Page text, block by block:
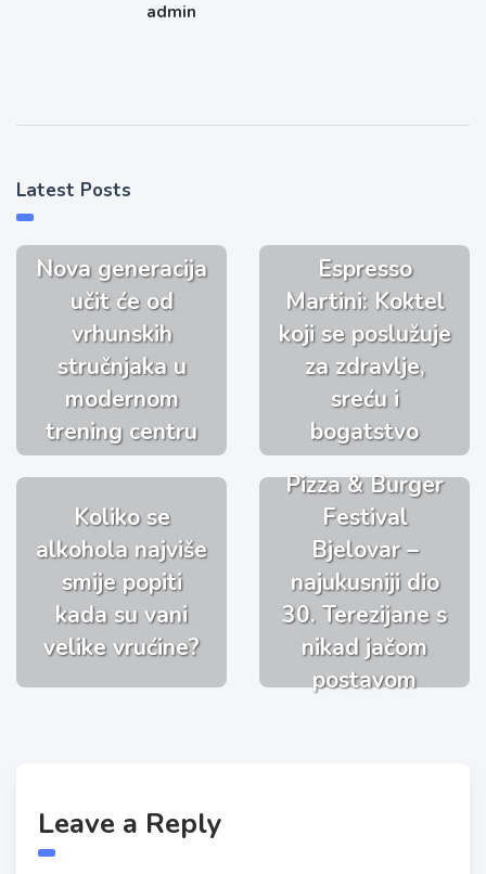
admin
Latest Posts
Nova generacija
učit će od
vrhunskih
stručnjaka u
modernom
trening centru
Espresso
Martini: Koktel
koji se poslužuje
za zdravlje,
sreću i
bogatstvo
Koliko se
alkohola najviše
smije popiti
kada su vani
velike vrućine?
Pizza & Burger
Festival
Bjelovar –
najukusniji dio
30. Terezijane s
nikad jačom
postavom
Leave a Reply